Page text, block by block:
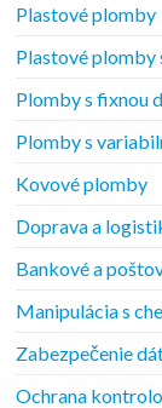
Plastové plomby
Plastové plomby
Plomby s fixnou
Plomby s
Kovové plomby
Doprava a
Bankové a
Manipulácia s
Zabezpečenie
Ochrana